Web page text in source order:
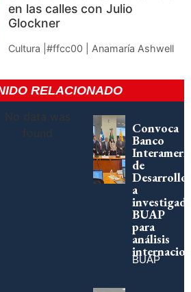
en las calles con Julio
Glockner
Cultura |#ffcc00 | Anamaría Ashwell
RELACIONADO
No data was
found
Convoca
Banco
de
Desarrollo
a
BUAP
para
análisis
BUAP